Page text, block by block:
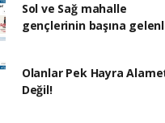
Sol ve Sağ mahalle
gençlerinin başına
Olanlar Pek Hayra
Değil!